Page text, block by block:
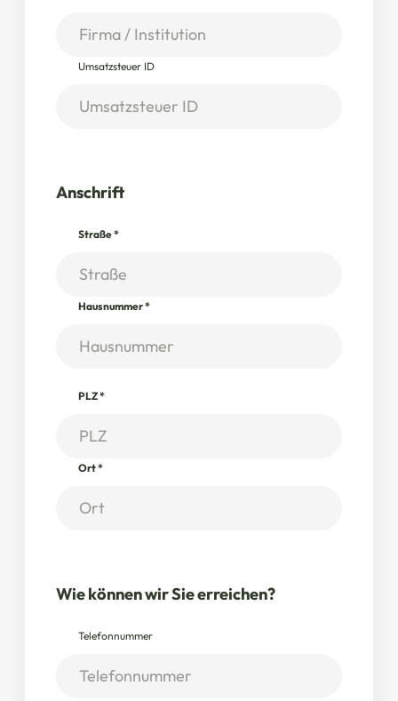
Umsatzsteuer ID
Anschrift
Straße*
Hausnummer*
PLZ*
Ort*
Wie können wir Sie erreichen?
Telefonnummer